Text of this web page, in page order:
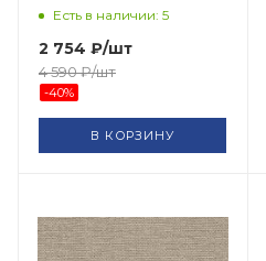
Есть в наличии: 5
2 754 ₽/шт
4 590₽/шт
-40%
В КОРЗИНУ